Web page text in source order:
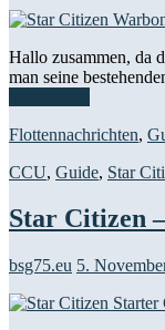
Hallo zusammen, da
man seine
Flottennachrichten,
CCU, Guide, Star
Star Citizen
bsg75.eu 5.